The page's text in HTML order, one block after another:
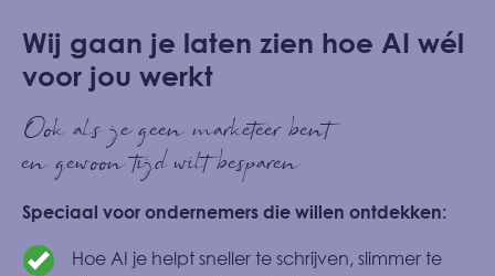
Wij gaan je laten zien hoe AI wél
voor jou werkt
Ook als je geen marketeer bent
en gewoon tijd wilt besparen
Speciaal voor ondernemers die willen ontdekken:
Hoe AI je helpt sneller te schrijven, slimmer te